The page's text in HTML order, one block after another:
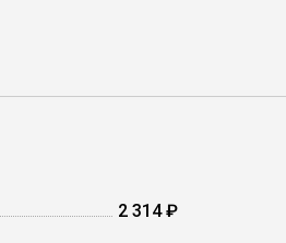
2 314 ₽